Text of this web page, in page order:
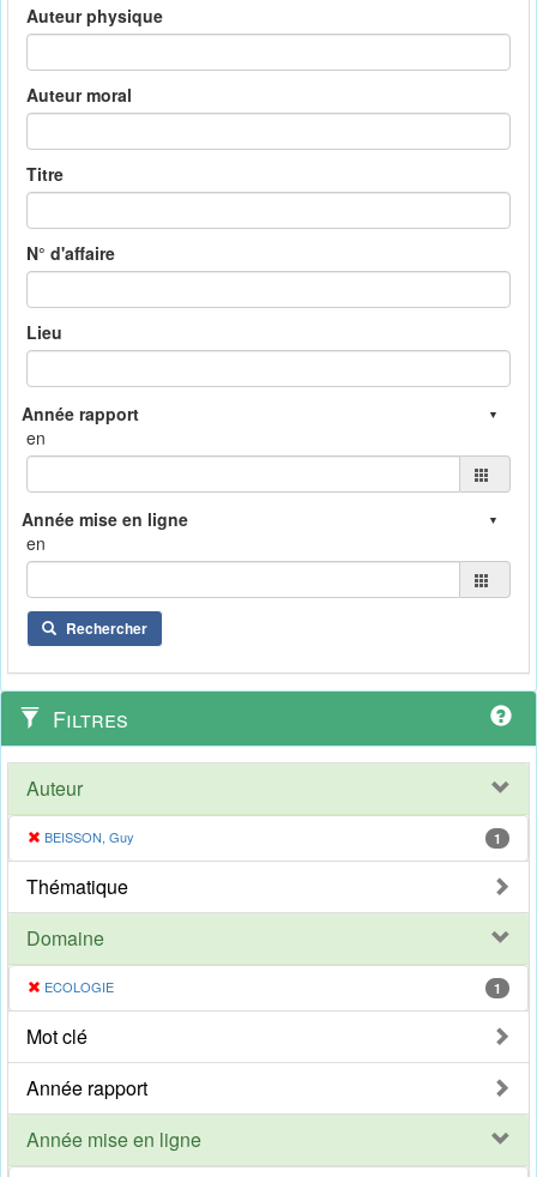
Auteur physique
Auteur moral
Titre
N° d'affaire
Lieu
en
en
Rechercher
Filtres
Auteur
BEISSON, Guy 1
Thématique
Domaine
ECOLOGIE 1
Mot clé
Année rapport
Année mise en ligne